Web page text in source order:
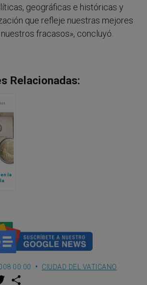
geográficas e históricas y
que refleje nuestras mejores
fracasos», concluyó.
Relacionadas:
la
00:00 CIUDAD DEL VATICANO